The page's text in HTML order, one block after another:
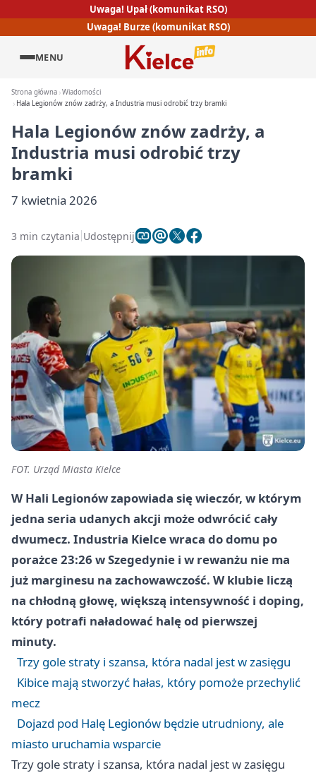
Uwaga! Upał (komunikat RSO)
Uwaga! Burze (komunikat RSO)
MENU
Strona główna Wiadomości
Hala Legionów znów zadrży, a Industria musi odrobić trzy bramki
Hala Legionów znów zadrży, a
Industria musi odrobić trzy
bramki
7 kwietnia 2026
3 min czytania Udostępnij
FOT. Urząd Miasta Kielce
W Hali Legionów zapowiada się wieczór, w którym
jedna seria udanych akcji może odwrócić cały
dwumecz. Industria Kielce wraca do domu po
porażce 23:26 w Szegedynie i w rewanżu nie ma
już marginesu na zachowawczość. W klubie liczą
na chłodną głowę, większą intensywność i doping,
który potrafi naładować halę od pierwszej
minuty.
Trzy gole straty i szansa, która nadal jest w zasięgu
Kibice mają stworzyć hałas, który pomoże przechylić
mecz
Dojazd pod Halę Legionów będzie utrudniony, ale
miasto uruchamia wsparcie
Trzy gole straty i szansa, która nadal jest w zasięgu